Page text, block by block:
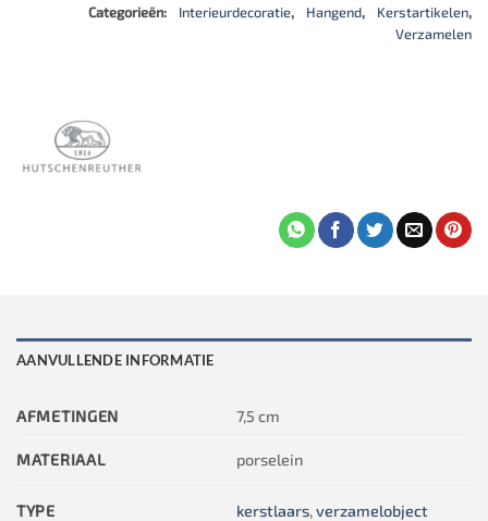
Categorieën:
Interieurdecoratie, Hangend, Kerstartikelen,
Verzamelen
AANVULLENDE INFORMATIE
AFMETINGEN 7,5 cm
MATERIAAL porselein
TYPE kerstlaars,verzamelobject